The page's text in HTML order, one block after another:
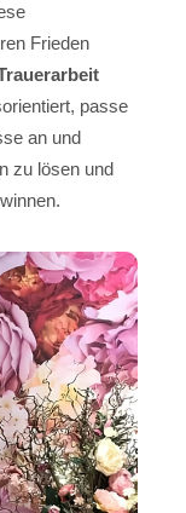
Frieden
passe
an und
zu lösen und